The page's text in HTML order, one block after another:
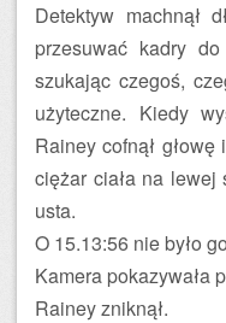
Detektyw machnął
przesuwać kadry
szukając czegoś,
użyteczne. Kiedy
Rainey cofnął głowę
ciężar ciała na lewej
usta.
O 15.13:56 nie było
Kamera pokazywała
Rainey zniknął.